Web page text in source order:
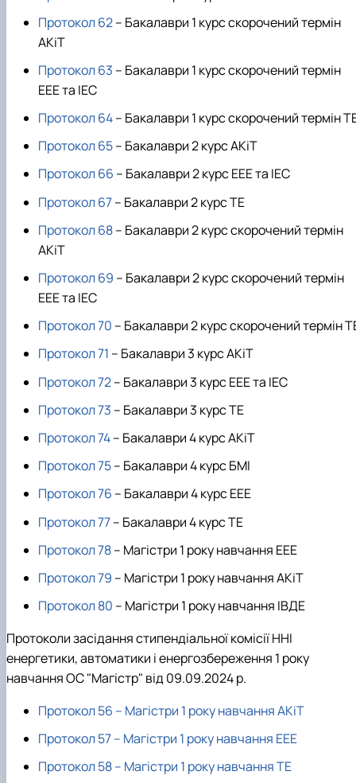
Протокол 62– Бакалаври 1 курс скорочений термін
АКіТ
Протокол 63 – Бакалаври 1 курс скорочений термін
ЕЕЕ та ІЕС
Протокол 64– Бакалаври 1 курс скорочений термін
Протокол 65– Бакалаври 2 курс АКіТ
Протокол 66 – Бакалаври 2 курс ЕЕЕ та ІЕС
Протокол 67– Бакалаври 2 курс ТЕ
Протокол 68– Бакалаври 2 курс скорочений термін
АКіТ
Протокол 69 – Бакалаври 2 курс скорочений термін
ЕЕЕ та ІЕС
Протокол 70 – Бакалаври 2 курс скорочений термін
Протокол 71 – Бакалаври 3 курс АКіТ
Протокол 72– Бакалаври 3 курс ЕЕЕ та ІЕС
Протокол 73 – Бакалаври 3 курс ТЕ
Протокол 74– Бакалаври 4 курс АКіТ
Протокол 75– Бакалаври 4 курс БМІ
Протокол 76 – Бакалаври 4 курс ЕЕЕ
Протокол 77– Бакалаври 4 курс ТЕ
Протокол 78– Магістри 1 року навчання ЕЕЕ
Протокол 79 – Магістри 1 року навчання АКіТ
Протокол 80 – Магістри 1 року навчання ІВДЕ
Протоколи засідання стипендіальної комісії ННІ
енергетики, автоматики і енергозбереження 1 року
навчання ОС "Магістр" від 09.09.2024 р.
Протокол 56 – Магістри 1 року навчання АКіТ
Протокол 57 – Магістри 1 року навчання ЕЕЕ
Протокол 58 – Магістри 1 року навчання ТЕ